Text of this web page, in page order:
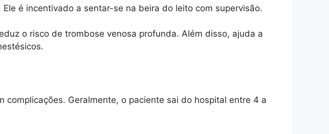
é incentivado a sentar-se na beira do leito com supervisão.
o risco de trombose venosa profunda. Além disso, ajuda a
Geralmente, o paciente sai do hospital entre 4 a